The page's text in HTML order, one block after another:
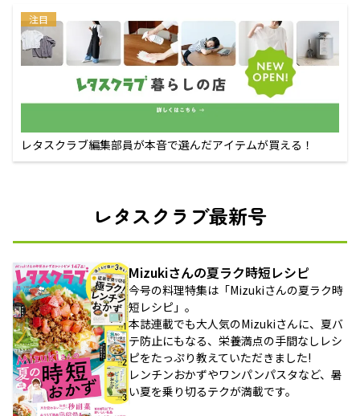
注目
レタスクラブ編集部員が本音で選んだアイテムが買える！
レタスクラブ最新号
Mizukiさんの夏ラク時短レシピ
今号の料理特集は「Mizukiさんの夏ラク時
短レシピ」。
本誌連載でも大人気のMizukiさんに、夏バ
テ防止にもなる、栄養満点の手間なしレシ
ピをたっぷり教えていただきました!
レンチンおかずやワンパンパスタなど、暑
い夏を乗り切るテクが満載です。